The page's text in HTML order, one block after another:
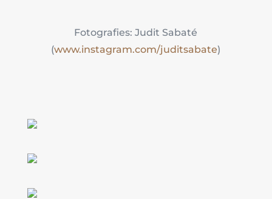
Fotografies: Judit Sabaté
(www.instagram.com/juditsabate)